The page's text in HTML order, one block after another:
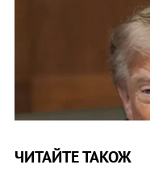
ЧИТАЙТЕ ТАКОЖ